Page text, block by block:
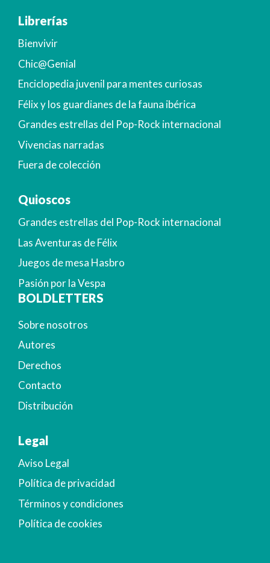
Librerías
Bienvivir
Chic@Genial
Enciclopedia juvenil para mentes curiosas
Félix y los guardianes de la fauna ibérica
Grandes estrellas del Pop-Rock internacional
Vivencias narradas
Fuera de colección
Quioscos
Grandes estrellas del Pop-Rock internacional
Las Aventuras de Félix
Juegos de mesa Hasbro
Pasión por la Vespa
BOLDLETTERS
Sobre nosotros
Autores
Derechos
Contacto
Distribución
Legal
Aviso Legal
Política de privacidad
Términos y condiciones
Política de cookies